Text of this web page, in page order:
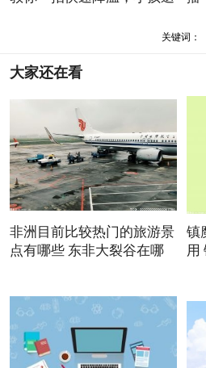
关键词：
大家还在看
非洲目前比较热门的旅游景
点有哪些 东非大裂谷在哪
镇
用